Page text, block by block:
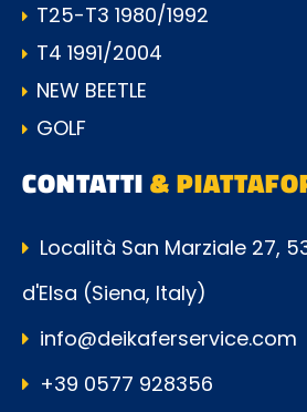
T25-T3 1980/1992
T4 1991/2004
NEW BEETLE
GOLF
CONTATTI&
Località San Marziale 27,
d'Elsa (Siena, Italy)
info@deikaferservice.com
+39 0577 928356